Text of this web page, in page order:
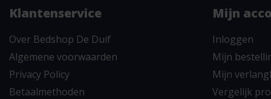
Klantenservice
Over Bedshop De Duif
Algemene voorwaarden
Privacy Policy
Betaalmethoden
Mijn
Inloggen
Mijn
Mijn
Vergelijk